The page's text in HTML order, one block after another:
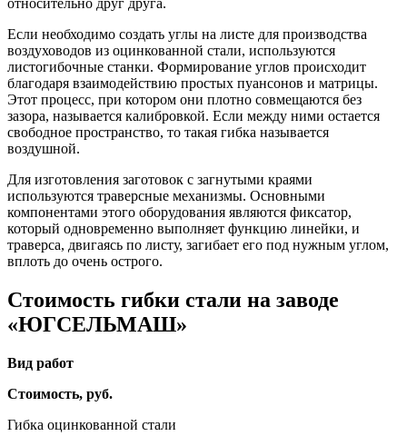
относительно друг друга.
Если необходимо создать углы на листе для производства
воздуховодов из оцинкованной стали, используются
листогибочные станки. Формирование углов происходит
благодаря взаимодействию простых пуансонов и матрицы.
Этот процесс, при котором они плотно совмещаются без
зазора, называется калибровкой. Если между ними остается
свободное пространство, то такая гибка называется
воздушной.
Для изготовления заготовок с загнутыми краями
используются траверсные механизмы. Основными
компонентами этого оборудования являются фиксатор,
который одновременно выполняет функцию линейки, и
траверса, двигаясь по листу, загибает его под нужным углом,
вплоть до очень острого.
Стоимость гибки стали на заводе
«‎ЮГСЕЛЬМАШ»‎
Вид работ
Стоимость, руб.
Гибка оцинкованной стали